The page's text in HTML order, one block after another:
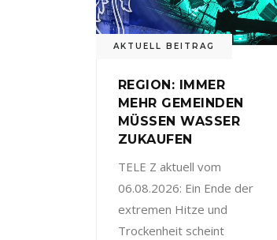
AKTUELL BEITRAG
REGION: IMMER
MEHR GEMEINDEN
MÜSSEN WASSER
ZUKAUFEN
TELE Z aktuell vom
06.08.2026: Ein Ende der
extremen Hitze und
Trockenheit scheint